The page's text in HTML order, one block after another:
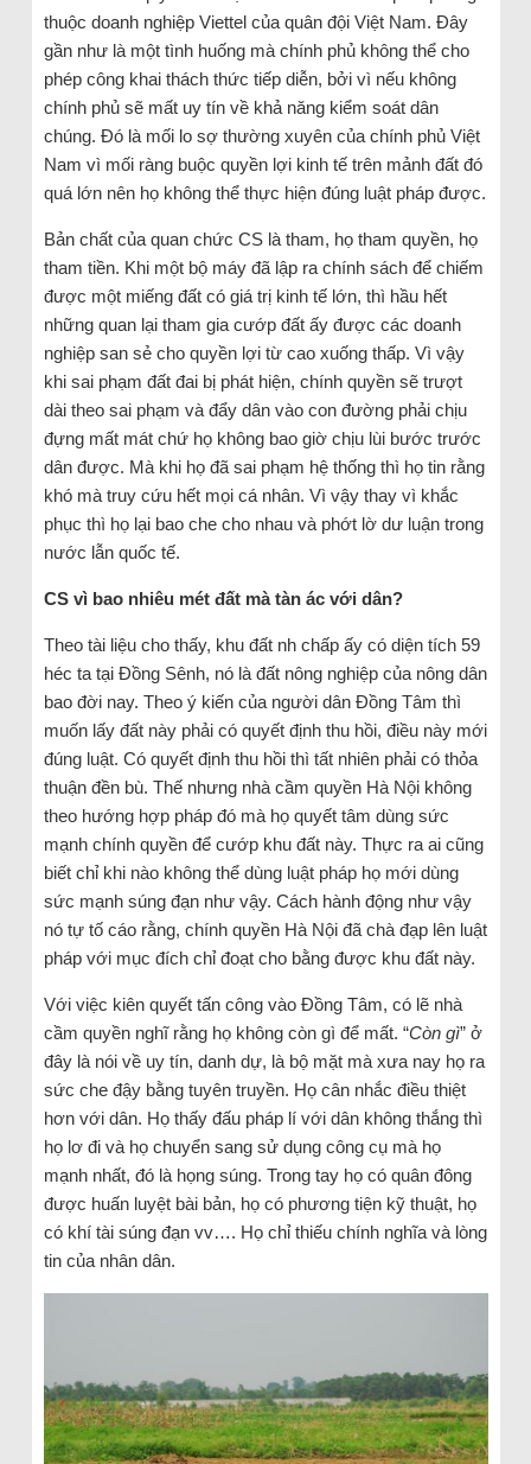
thuộc doanh nghiệp Viettel của quân đội Việt Nam. Đây
gần như là một tình huống mà chính phủ không thể cho
phép công khai thách thức tiếp diễn, bởi vì nếu không
chính phủ sẽ mất uy tín về khả năng kiểm soát dân
chúng. Đó là mối lo sợ thường xuyên của chính phủ Việt
Nam vì mối ràng buộc quyền lợi kinh tế trên mảnh đất đó
quá lớn nên họ không thể thực hiện đúng luật pháp được.
Bản chất của quan chức CS là tham, họ tham quyền, họ
tham tiền. Khi một bộ máy đã lập ra chính sách để chiếm
được một miếng đất có giá trị kinh tế lớn, thì hầu hết
những quan lại tham gia cướp đất ấy được các doanh
nghiệp san sẻ cho quyền lợi từ cao xuống thấp. Vì vậy
khi sai phạm đất đai bị phát hiện, chính quyền sẽ trượt
dài theo sai phạm và đẩy dân vào con đường phải chịu
đựng mất mát chứ họ không bao giờ chịu lùi bước trước
dân được. Mà khi họ đã sai phạm hệ thống thì họ tin rằng
khó mà truy cứu hết mọi cá nhân. Vì vậy thay vì khắc
phục thì họ lại bao che cho nhau và phớt lờ dư luận trong
nước lẫn quốc tế.
CS vì bao nhiêu mét đất mà tàn ác với dân?
Theo tài liệu cho thấy, khu đất nh chấp ấy có diện tích 59
héc ta tại Đồng Sênh, nó là đất nông nghiệp của nông dân
bao đời nay. Theo ý kiến của người dân Đồng Tâm thì
muốn lấy đất này phải có quyết định thu hồi, điều này mới
đúng luật. Có quyết định thu hồi thì tất nhiên phải có thỏa
thuận đền bù. Thế nhưng nhà cầm quyền Hà Nội không
theo hướng hợp pháp đó mà họ quyết tâm dùng sức
mạnh chính quyền để cướp khu đất này. Thực ra ai cũng
biết chỉ khi nào không thể dùng luật pháp họ mới dùng
sức mạnh súng đạn như vậy. Cách hành động như vậy
nó tự tố cáo rằng, chính quyền Hà Nội đã chà đạp lên luật
pháp với mục đích chỉ đoạt cho bằng được khu đất này.
Với việc kiên quyết tấn công vào Đồng Tâm, có lẽ nhà
cầm quyền nghĩ rằng họ không còn gì để mất. “Còn gì” ở
đây là nói về uy tín, danh dự, là bộ mặt mà xưa nay họ ra
sức che đậy bằng tuyên truyền. Họ cân nhắc điều thiệt
hơn với dân. Họ thấy đấu pháp lí với dân không thắng thì
họ lơ đi và họ chuyển sang sử dụng công cụ mà họ
mạnh nhất, đó là họng súng. Trong tay họ có quân đông
được huấn luyệt bài bản, họ có phương tiện kỹ thuật, họ
có khí tài súng đạn vv…. Họ chỉ thiếu chính nghĩa và lòng
tin của nhân dân.